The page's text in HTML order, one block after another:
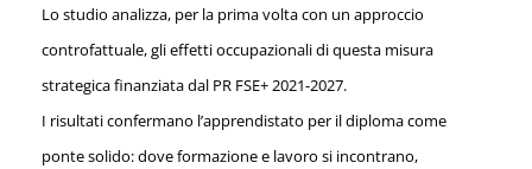
Lo studio analizza, per la prima volta con un approccio
controfattuale, gli effetti occupazionali di questa misura
strategica finanziata dal PR FSE+ 2021-2027.
I risultati confermano l’apprendistato per il diploma come
ponte solido: dove formazione e lavoro si incontrano,